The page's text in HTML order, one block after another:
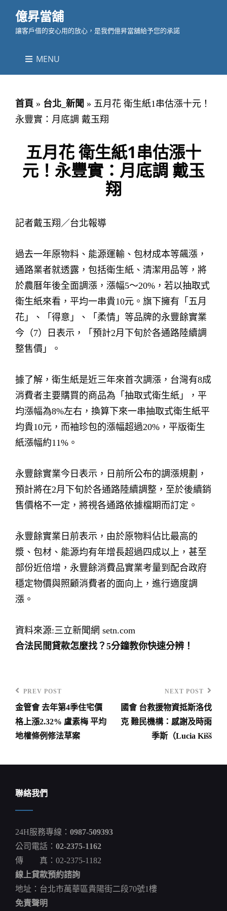
億昇當舖
讓客戶借的安心用的放心，是我們億昇當舖給予您的承諾
MENU
首頁 » 台北_新聞 » 五月花 衛生紙1串估漲十元！
永豐實：月底調 戴玉翔
五月花 衛生紙1串估漲十
元！永豐實：月底調 戴玉
翔
記者戴玉翔／台北報導
過去一年原物料、能源運輸、包材成本等飆漲，
通路業者就透露，包括衛生紙、清潔用品等，將
於農曆年後全面調漲，漲幅5～20%，若以抽取式
衛生紙來看，平均一串貴10元。旗下擁有「五月
花」、「得意」、「柔情」等品牌的永豐餘實業
今（7）日表示，「預計2月下旬於各通路陸續調
整售價」。
據了解，衛生紙是近三年來首次調漲，台灣有8成
消費者主要購買的商品為「抽取式衛生紙」，平
均漲幅為8%左右，換算下來一串抽取式衛生紙平
均貴10元，而袖珍包的漲幅超過20%，平版衛生
紙漲幅約11%。
永豐餘實業今日表示，日前所公布的調漲規劃，
預計將在2月下旬於各通路陸續調整，至於後續銷
售價格不一定，將視各通路依據檔期而訂定。
永豐餘實業日前表示，由於原物料佔比最高的
漿、包材、能源均有年增長超過四成以上，甚至
部份近倍增，永豐餘消費品實業考量到配合政府
穩定物價與照顧消費者的面向上，進行適度調
漲。
資料來源:三立新聞網 setn.com
合法民間貸款怎麼找？5分鐘教你快速分辨！
文
章
覽
Previous
Post
PREV POST
金管會 去年第4季住宅價
格上漲2.32% 盧素梅 平均
地權條例修法草案
Post
NEXT POST
國會 台救援物資抵斯洛伐
克 難民機構：感謝及時雨
季斯（Lucia Kišš
聯絡我們
24H服務專線： 0987-509393
公司電話： 02-2375-1162
傳 真：02-2375-1182
線上貸款預約諮詢
地址：台北市萬華區貴陽街二段70號1樓
免責聲明